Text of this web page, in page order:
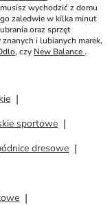
wychodzić z domu
zaledwie w kilka minut
oraz sprzęt
i lubianych marek,
, czy New Balance .
sportowe
dresowe